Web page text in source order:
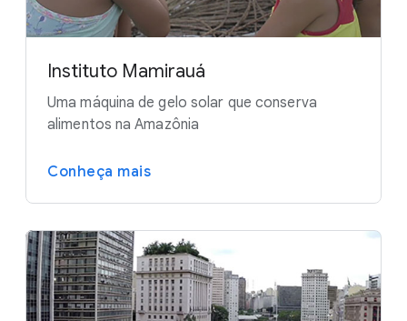
Instituto Mamirauá
Uma máquina de gelo solar que conserva
alimentos na Amazônia
Conheça mais